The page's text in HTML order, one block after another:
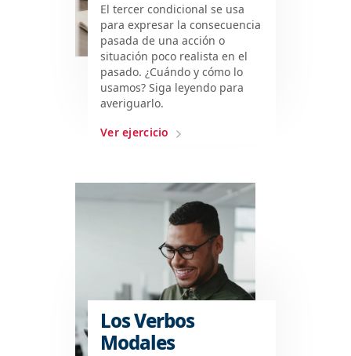
El tercer condicional se usa
para expresar la consecuencia
pasada de una acción o
situación poco realista en el
pasado. ¿Cuándo y cómo lo
usamos? Siga leyendo para
averiguarlo.
Ver ejercicio
Los Verbos
Modales